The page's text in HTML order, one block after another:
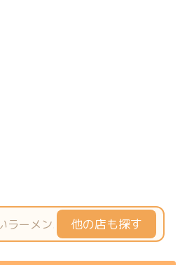
他の店も探す